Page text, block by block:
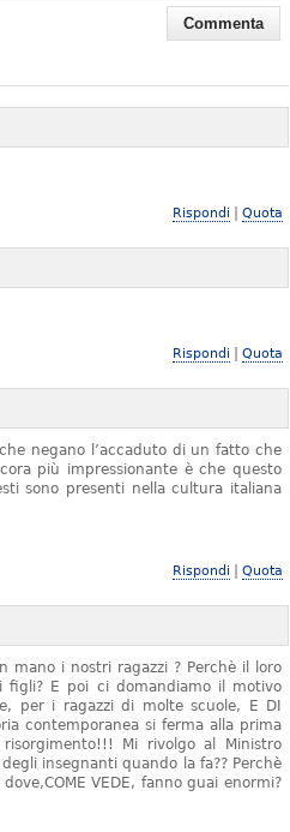
Rispondi Quota
Rispondi Quota
negano l’accaduto di un fatto che
più impressionante è che questo
sono presenti nella cultura italiana
Rispondi Quota
mano i nostri ragazzi ? Perchè il loro
figli? E poi ci domandiamo il motivo
per i ragazzi di molte scuole, E DI
contemporanea si ferma alla prima
Mi rivolgo al Ministro
insegnanti quando la fa?? Perchè
VEDE, fanno guai enormi?